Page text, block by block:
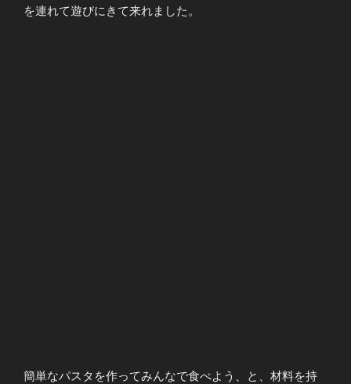
を連れて遊びにきて来れました。
簡単なパスタを作ってみんなで食べよう、と、材料を持